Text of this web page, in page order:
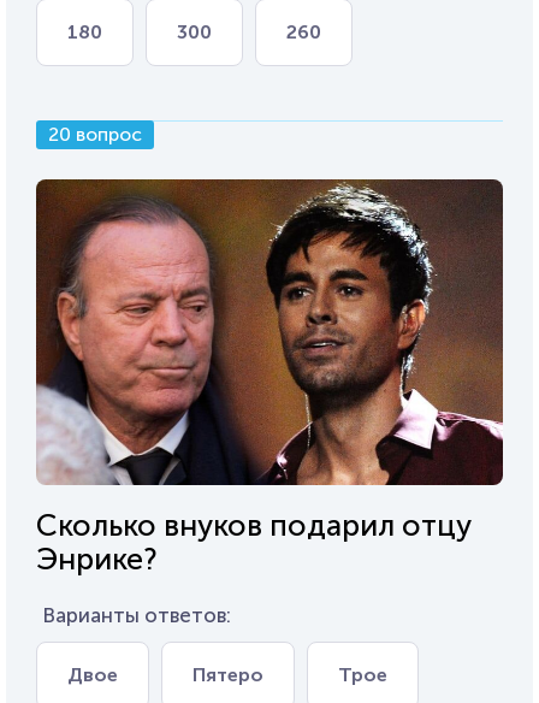
180 300 260
20 вопрос
Сколько внуков подарил отцу
Энрике?
Варианты ответов:
Двое Пятеро Трое